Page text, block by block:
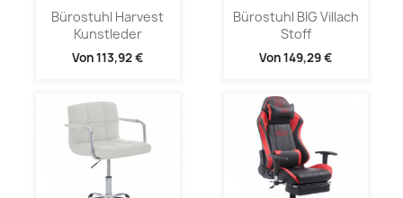
Bürostuhl Harvest
Kunstleder
Von113,92 €
Bürostuhl BIG Villach
Stoff
Von149,29 €